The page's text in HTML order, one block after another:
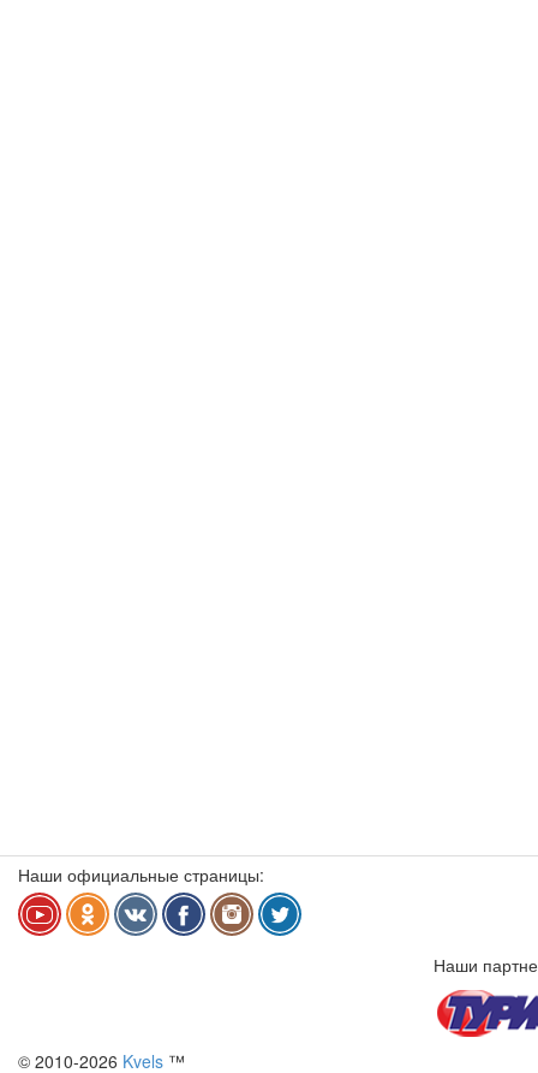
Наши официальные страницы:
Наши
© 2010-2026 Kvels ™